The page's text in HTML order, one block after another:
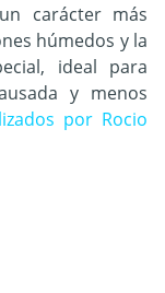
carácter más
húmedos y la
ideal para
y menos
por Rocio